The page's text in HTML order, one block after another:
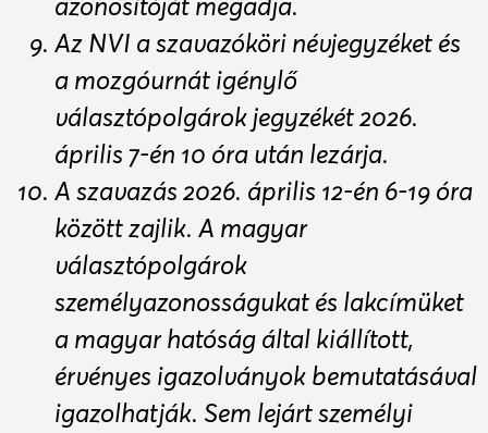
Az NVI a szavazóköri névjegyzéket és
a mozgóurnát igénylő
választópolgárok jegyzékét 2026.
április 7-én 10 óra után lezárja.
A szavazás 2026. április 12-én 6-19 óra
között zajlik. A magyar
választópolgárok
személyazonosságukat és lakcímüket
a magyar hatóság által kiállított,
érvényes igazolványok bemutatásával
igazolhatják. Sem lejárt személyi